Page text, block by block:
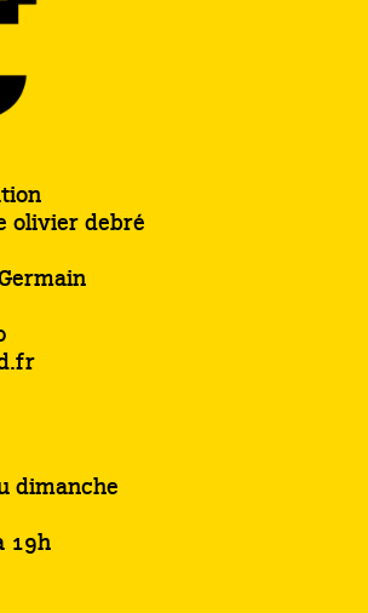
olivier debré
dimanche
19h